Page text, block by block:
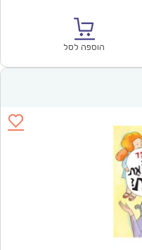
הוספה לסל